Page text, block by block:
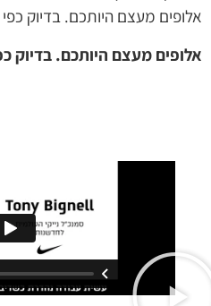
מעצם היותכם. בדיוק כפי
מעצם היותכם. בדיוק